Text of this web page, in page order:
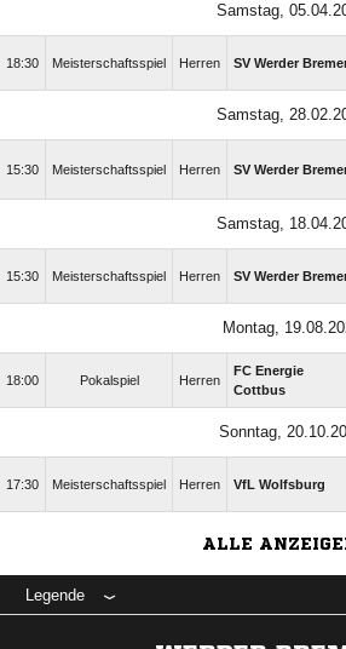
Samstag,
18:30 Meisterschaftsspiel Herren SV Werder
Samstag,
15:30 Meisterschaftsspiel Herren SV Werder
Samstag,
15:30 Meisterschaftsspiel Herren SV Werder
Montag,
18:00 Pokalspiel Herren
FC Energie
Cottbus
Sonntag,
17:30 Meisterschaftsspiel Herren VfL Wolfsburg
ALLE
Legende